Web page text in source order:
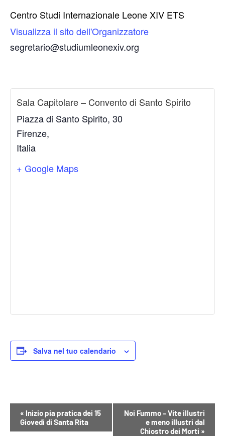
Centro Studi Internazionale Leone XIV ETS
Visualizza il sito dell'Organizzatore
segretario@studiumleonexiv.org
Sala Capitolare – Convento di Santo Spirito
Piazza di Santo Spirito, 30
Firenze,
Italia
+ Google Maps
Salva nel tuo calendario
Evento
Navigazione
« Inizio pia pratica dei 15
Giovedì di Santa Rita
Noi Fummo – Vite illustri
e meno illustri dal
Chiostro dei Morti »